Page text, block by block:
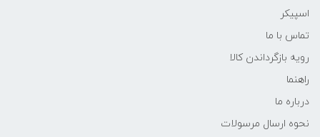
اسپیکر
تماس با ما
رویه بازگرداندن کالا
راهنما
درباره ما
نحوه ارسال مرسولات